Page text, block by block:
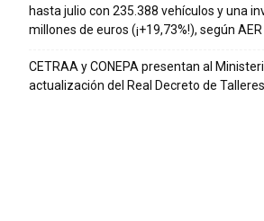
hasta julio con 235.388 vehículos y una
millones de euros (¡+19,73%!), según AER
CETRAA y CONEPA presentan al
actualización del Real Decreto de Talleres